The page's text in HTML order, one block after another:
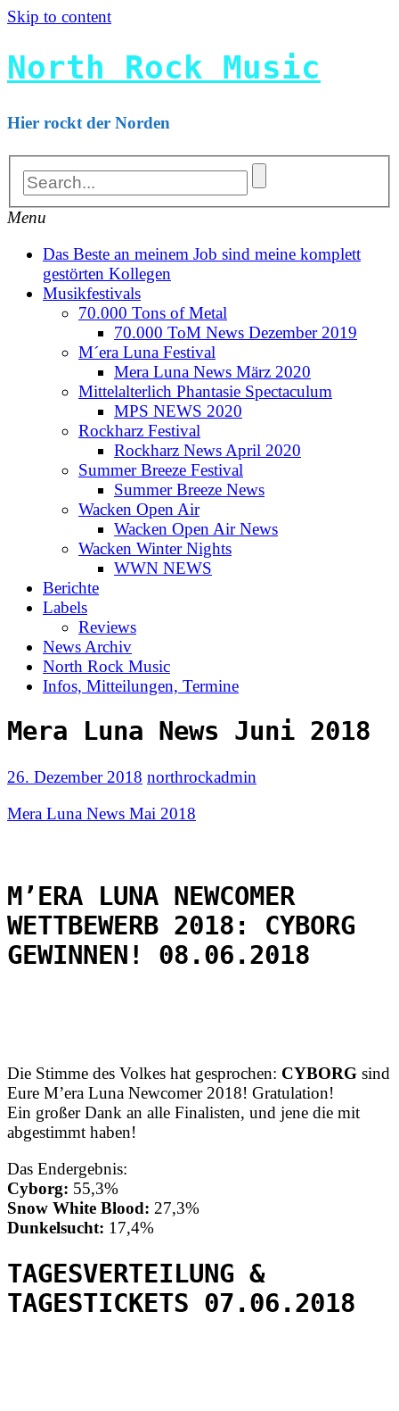
Skip to content
North Rock Music
Hier rockt der Norden
Menu
Das Beste an meinem Job sind meine komplett
gestörten Kollegen
Musikfestivals
70.000 Tons of Metal
70.000 ToM News Dezember 2019
M´era Luna Festival
Mera Luna News März 2020
Mittelalterlich Phantasie Spectaculum
MPS NEWS 2020
Rockharz Festival
Rockharz News April 2020
Summer Breeze Festival
Summer Breeze News
Wacken Open Air
Wacken Open Air News
Wacken Winter Nights
WWN NEWS
Berichte
Labels
Reviews
News Archiv
North Rock Music
Infos, Mitteilungen, Termine
Mera Luna News Juni 2018
26. Dezember 2018 northrockadmin
Mera Luna News Mai 2018
M’ERA LUNA NEWCOMER
WETTBEWERB 2018: CYBORG
GEWINNEN! 08.06.2018
Die Stimme des Volkes hat gesprochen: CYBORG sind
Eure M’era Luna Newcomer 2018! Gratulation!
Ein großer Dank an alle Finalisten, und jene die mit
abgestimmt haben!
Das Endergebnis:
Cyborg: 55,3%
Snow White Blood: 27,3%
Dunkelsucht: 17,4%
TAGESVERTEILUNG &
TAGESTICKETS 07.06.2018